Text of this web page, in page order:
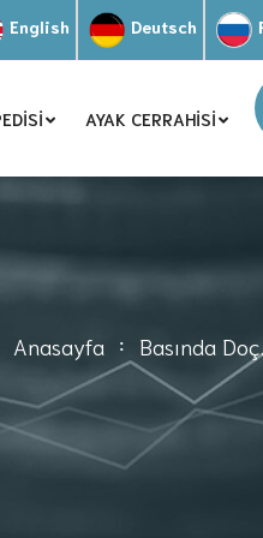
English Deutsch
AYAK CERRAHISI
Anasayfa Basında